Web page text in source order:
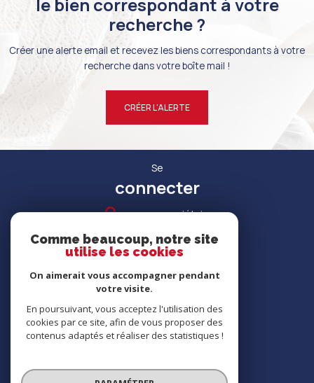
le bien correspondant à votre
recherche ?
Créer une alerte email et recevez les biens correspondants à votre
recherche dans votre boîte mail !
CRÉER L'ALERTE
Se
connecter
espace propriétaire
Nous
Comme beaucoup, notre site
utilise les cookies
On aimerait vous accompagner pendant
votre visite.
En poursuivant, vous acceptez l'utilisation des
cookies par ce site, afin de vous proposer des
contenus adaptés et réaliser des statistiques !